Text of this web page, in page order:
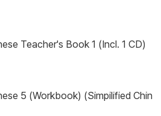
Teacher's Book 1 (Incl. 1 CD)
5 (Workbook) (Simpilified Chin